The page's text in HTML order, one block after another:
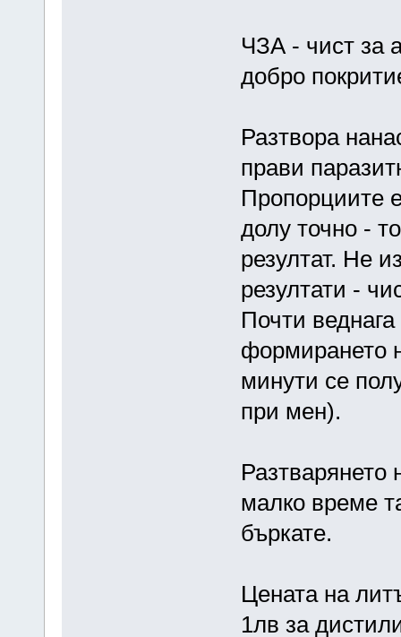
ЧЗА - чист за
добро
Разтвора
прави
Пропорциите
долу точно -
резултат. Не
резултати -
Почти
формирането
минути се
при мен).
Разтварянето
малко време
бъркате.
Цената на
1лв за